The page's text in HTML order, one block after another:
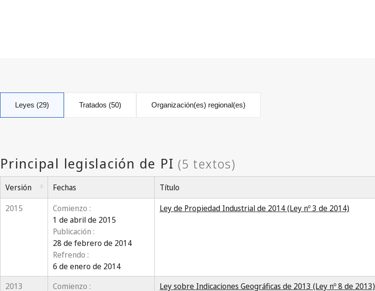
Leyes (29) Tratados (50) Organización(es) regional(es)
Versión Fechas Título
2015
Comienzo :
1 de abril de 2015
Publicación :
28 de febrero de 2014
Refrendo :
6 de enero de 2014
Ley de Propiedad Industrial de 2014 (Ley nº 3 de 2014)
2013
Comienzo :
Ley sobre Indicaciones Geográficas de 2013 (Ley nº 8 de 2013)